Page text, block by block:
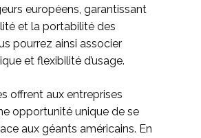
européens, garantissant
et la portabilité des
pourrez ainsi associer
et flexibilité d’usage.
offrent aux entreprises
opportunité unique de se
aux géants américains. En